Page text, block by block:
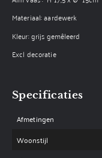
Materiaal: aardewerk
Kleur: grijs gemêleerd
Excl decoratie
Specificaties
Afmetingen
Woonstijl